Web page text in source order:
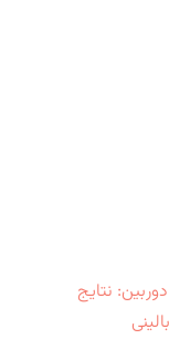
نتایج